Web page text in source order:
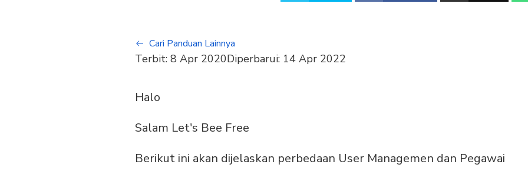
Cari Panduan Lainnya
Terbit:8 Apr 2020Diperbarui: 14 Apr 2022
Halo
Salam Let's Bee Free
Berikut ini akan dijelaskan perbedaan User Managemen dan Pegawai